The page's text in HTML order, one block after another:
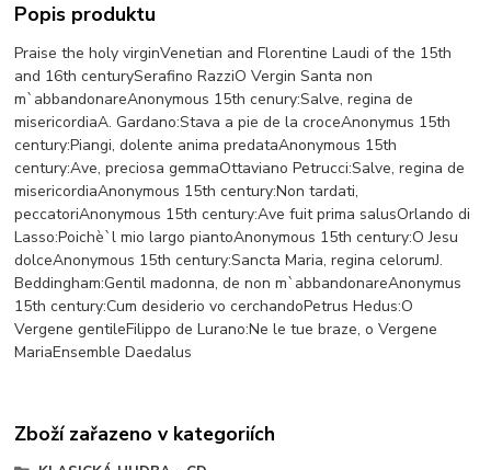
Popis produktu
Praise the holy virginVenetian and Florentine Laudi of the 15th
and 16th centurySerafino RazziO Vergin Santa non
m`abbandonareAnonymous 15th cenury:Salve, regina de
misericordiaA. Gardano:Stava a pie de la croceAnonymus 15th
century:Piangi, dolente anima predataAnonymous 15th
century:Ave, preciosa gemmaOttaviano Petrucci:Salve, regina de
misericordiaAnonymous 15th century:Non tardati,
peccatoriAnonymous 15th century:Ave fuit prima salusOrlando di
Lasso:Poichè`l mio largo piantoAnonymous 15th century:O Jesu
dolceAnonymous 15th century:Sancta Maria, regina celorumJ.
Beddingham:Gentil madonna, de non m`abbandonareAnonymus
15th century:Cum desiderio vo cerchandoPetrus Hedus:O
Vergene gentileFilippo de Lurano:Ne le tue braze, o Vergene
MariaEnsemble Daedalus
Zboží zařazeno v kategoriích